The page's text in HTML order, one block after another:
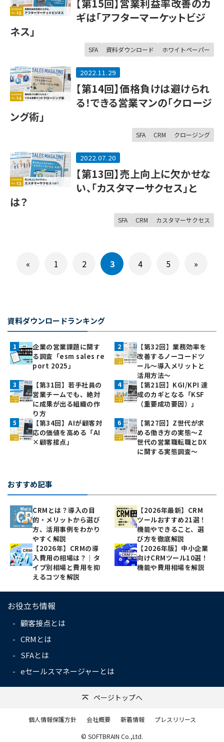
【第15回】営業利益率改善のカ
ギは「アフターマーケットビジ
ネス」
SFA 資料ダウンロード ホワイトペーパー
2022.11.29
【第14回】価格負けは避けられ
る！できる営業マンの「クロージ
ング術」
SFA CRM クロージング
2022.07.20
【第13回】売上向上に欠かせな
い、「カスタマーサクセス」と
は？
SFA CRM カスタマーサクセス
« 1 2 3 4 5 »
資料ダウンロードランキング
企業の営業課題に関す
る調査「esm sales re
port 2025」
【第32回】業務効率を
改善するノーコードツ
ール～導入メリットと
活用方法～
【第31回】若手社員の
営業チームでも、絶対
に成果が出る組織の作
り方
【第21回】KGI/KPI 達
成のカギとなる「KSF
（重要成功要因）」
【第34回】AIが顧客対
応の価値を高める「AI
×顧客接点」
【第27回】Z世代が求
める働き方の実態〜Z
世代の営業職転職とDX
に関する実態調査〜
おすすめ記事
CRMとは？導入の目
的・メリットから選び
方、活用事例をわかり
やすく解説
【2026年最新】CRM
ツールおすすめ21選！
機能やできること、選
び方を徹底解説
【2026年】CRMの導
入費用の相場は？｜タ
イプ別相場と費用を抑
えるコツを解説
【2026年版】中小企業
向けCRMツール10選！
機能や費用相場を解説
お役立ち情報
顧客接点とは
CRMとは
SFAとは
eセールスマネージャーとは
ページトップへ
個人情報保護方針 会社概要 新着情報
プレスリリース
© SOFTBRAIN Co.,Ltd.